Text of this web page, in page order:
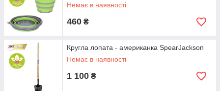
Немає в наявності
460 ₴
Кругла лопата - американка SpearJackson
Немає в наявності
1 100 ₴